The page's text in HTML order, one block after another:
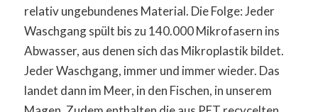
relativ ungebundenes Material. Die Folge: Jeder
Waschgang spült bis zu 140.000 Mikrofasern ins
Abwasser, aus denen sich das Mikroplastik bildet.
Jeder Waschgang, immer und immer wieder. Das
landet dann im Meer, in den Fischen, in unserem